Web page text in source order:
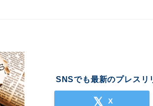
SNSでも最新のプレスリ
X